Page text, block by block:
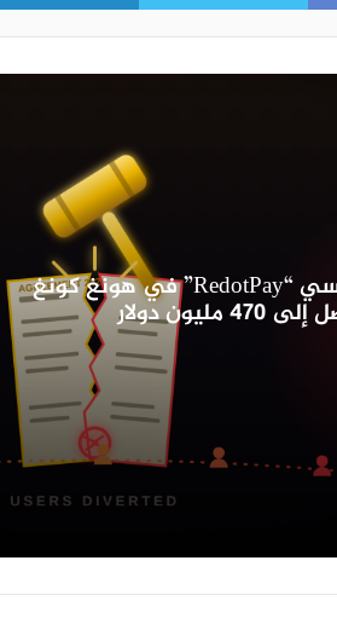
بينانس تقاضي مؤسسي “RedotPay” في هونغ كونغ
دولار